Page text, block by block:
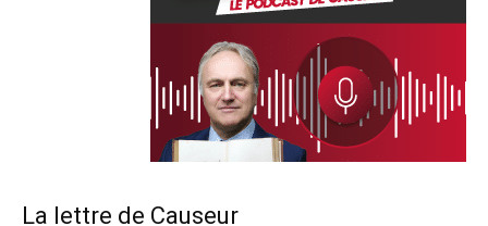
La lettre de Causeur